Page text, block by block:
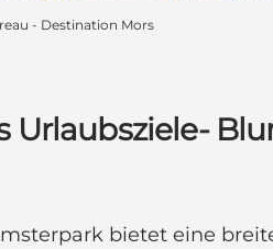
Urlaubsziele-
bietet eine
- Destination Mors